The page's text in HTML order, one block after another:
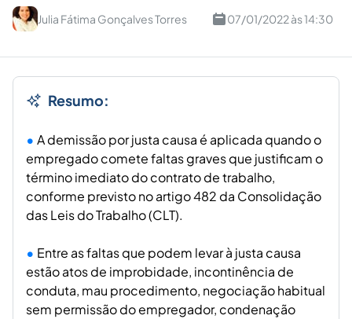
Julia Fátima Gonçalves Torres 07/01/2022 às 14:30
Resumo:
A demissão por justa causa é aplicada quando o
empregado comete faltas graves que justificam o
término imediato do contrato de trabalho,
conforme previsto no artigo 482 da Consolidação
das Leis do Trabalho (CLT).
Entre as faltas que podem levar à justa causa
estão atos de improbidade, incontinência de
conduta, mau procedimento, negociação habitual
sem permissão do empregador, condenação